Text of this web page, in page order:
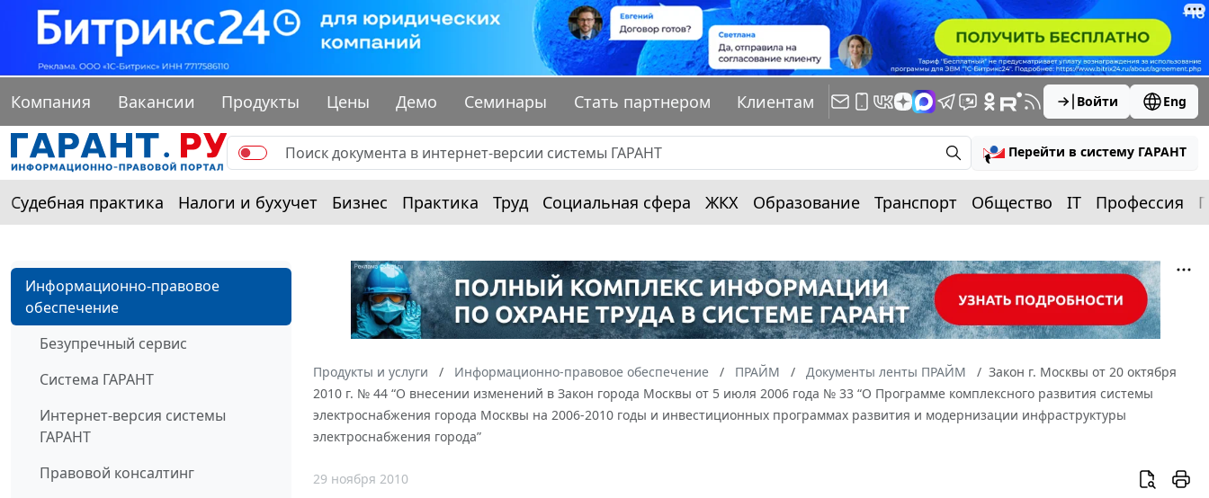
Компания Вакансии Продукты Цены Демо Семинары Стать партнером Клиентам Войти Eng
Перейти в систему ГАРАНТ
Судебная практика Налоги и бухучет Бизнес Практика Труд Социальная сфера ЖКХ Образование Транспорт Общество IT Профессия
Информационно-правовое
обеспечение
Безупречный сервис
Система ГАРАНТ
Интернет-версия системы
ГАРАНТ
Правовой консалтинг
Продукты и услуги Информационно-правовое обеспечение ПРАЙМ Документы ленты ПРАЙМ
Закон г. Москвы от 20 октября
2010 г. № 44 “О внесении изменений в Закон города Москвы от 5 июля 2006 года № 33 “О Программе комплексного развития системы
электроснабжения города Москвы на 2006-2010 годы и инвестиционных программах развития и модернизации инфраструктуры
электроснабжения города”
29 ноября 2010